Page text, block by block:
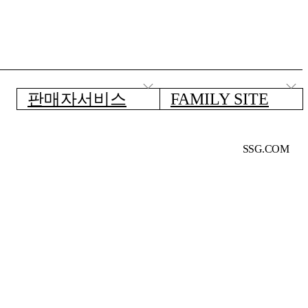
판매자서비스 FAMILY SITE
SSG.COM